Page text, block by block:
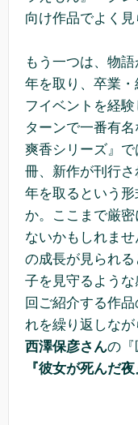
向け作品でよく見
もう一つは、物
年を取り、卒業
フイベントを経
ターンで一番有
爽香シリーズ』
冊、新作が刊行
年を取るという
か。ここまで厳
ないかもしれま
の成長が見られ
子を見守るよう
回ご紹介する作
れを繰り返しな
西澤保彦さんの『
『彼女が死んだ夜